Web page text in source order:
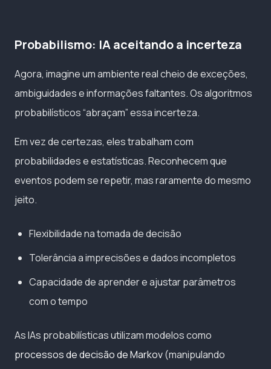
Probabilismo: IA aceitando a incerteza
Agora, imagine um ambiente real cheio de exceções,
ambiguidades e informações faltantes. Os algoritmos
probabilísticos “abraçam” essa incerteza.
Em vez de certezas, eles trabalham com
probabilidades e estatísticas. Reconhecem que
eventos podem se repetir, mas raramente do mesmo
jeito.
Flexibilidade na tomada de decisão
Tolerância a imprecisões e dados incompletos
Capacidade de aprender e ajustar parâmetros
com o tempo
As IAs probabilísticas utilizam modelos como
processos de decisão de Markov(manipulando